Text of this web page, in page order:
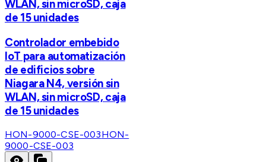
WLAN, sin microSD, caja
de 15 unidades
Controlador embebido
IoT para automatización
de edificios sobre
Niagara N4, versión sin
WLAN, sin microSD, caja
de 15 unidades
HON-9000-CSE-003HON-
9000-CSE-003